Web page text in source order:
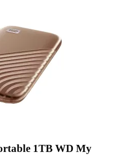
1TB WD My